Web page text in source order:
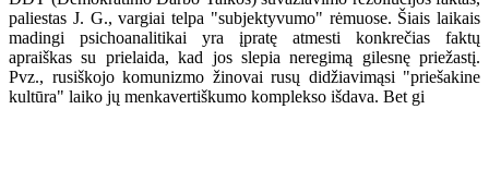
paliestas J. G., vargiai telpa "subjektyvumo" rėmuose. Šiais laikais
madingi psichoanalitikai yra įpratę atmesti konkrečias faktų
apraiškas su prielaida, kad jos slepia neregimą gilesnę priežastį.
Pvz., rusiškojo komunizmo žinovai rusų didžiavimąsi "priešakine
kultūra" laiko jų menkavertiškumo komplekso išdava. Bet gi